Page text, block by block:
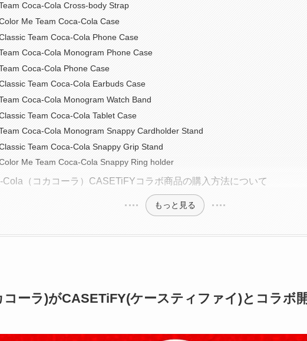
Coca-Cola Cross-body Strap
Me Team Coca-Cola Case
Team Coca-Cola Phone Case
Coca-Cola Monogram Phone Case
Coca-Cola Phone Case
Team Coca-Cola Earbuds Case
Coca-Cola Monogram Watch Band
Team Coca-Cola Tablet Case
Coca-Cola Monogram Snappy Cardholder Stand
Team Coca-Cola Snappy Grip Stand
Me Team Coca-Cola Snappy Ring holder
Cola（コカコーラ）CASETiFYコラボ商品の購入方法について
もっと見る
ーラ)がCASETiFY(ケースティファイ)とコラボ